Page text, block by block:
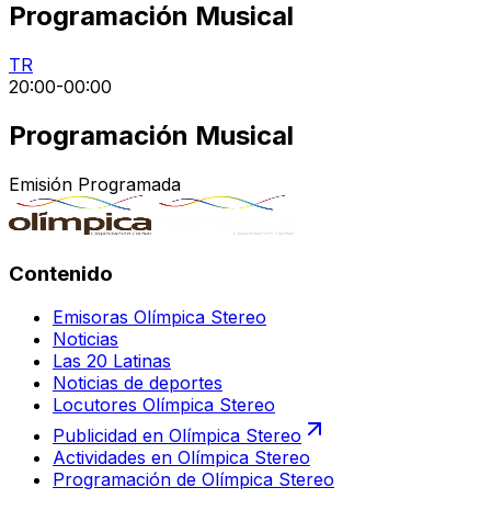
Programación Musical
TR
20:00-00:00
Programación Musical
Emisión Programada
Contenido
Emisoras Olímpica Stereo
Noticias
Las 20 Latinas
Noticias de deportes
Locutores Olímpica Stereo
Publicidad en Olímpica Stereo
Actividades en Olímpica Stereo
Programación de Olímpica Stereo